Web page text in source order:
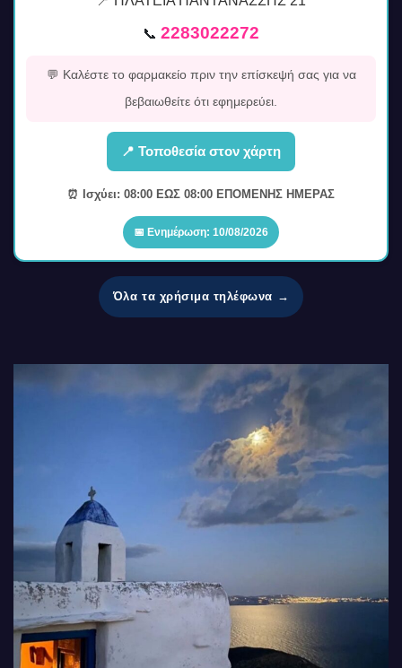
📞 2283022272
💬 Καλέστε το φαρμακείο πριν την επίσκεψή σας για να
βεβαιωθείτε ότι εφημερεύει.
📍 Τοποθεσία στον χάρτη
⏰ Ισχύει: 08:00 ΕΩΣ 08:00 ΕΠΟΜΕΝΗΣ ΗΜΕΡΑΣ
📅 Ενημέρωση: 10/08/2026
Όλα τα χρήσιμα τηλέφωνα →
📅 Εκδηλώσεις Καθολικής Εκκλησίας